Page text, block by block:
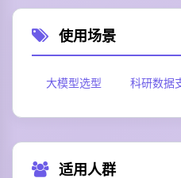
使用场景
大模型选型 科研数据
适用人群